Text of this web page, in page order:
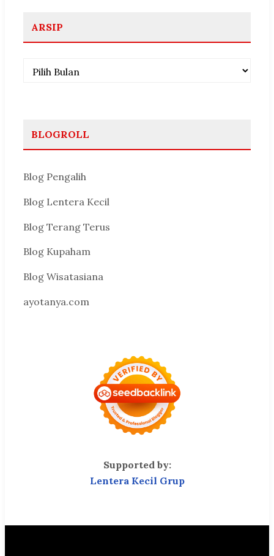
ARSIP
Arsip
BLOGROLL
Blog Pengalih
Blog Lentera Kecil
Blog Terang Terus
Blog Kupaham
Blog Wisatasiana
ayotanya.com
Supported by:
Lentera Kecil Grup